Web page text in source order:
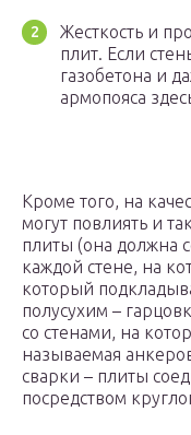
Жесткость и
плит. Если
газобетона и
армопояса
Кроме того, на
могут повлиять и
плиты (она должна
каждой стене, на
который
полусухим –
со стенами, на
называемая
сварки – плиты
посредством